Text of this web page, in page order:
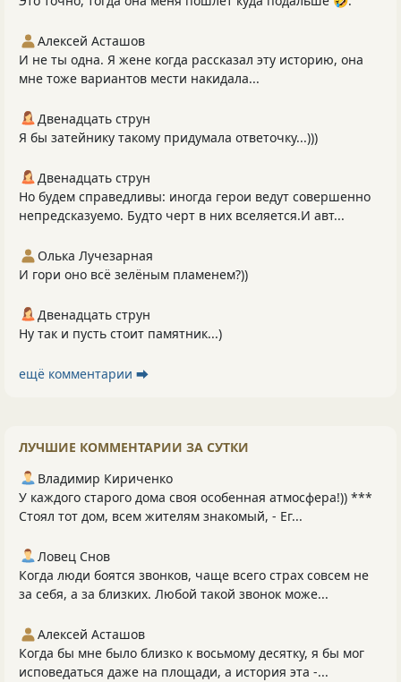
Алексей Асташов
И не ты одна. Я жене когда рассказал эту историю, она
мне тоже вариантов мести накидала...
Двенадцать струн
Я бы затейнику такому придумала ответочку...)))
Двенадцать струн
Но будем справедливы: иногда герои ведут совершенно
непредсказуемо. Будто черт в них вселяется.И авт...
Олька Лучезарная
И гори оно всё зелёным пламенем?))
Двенадцать струн
Ну так и пусть стоит памятник...)
ещё комментарии ⮕
ЛУЧШИЕ КОММЕНТАРИИ ЗА СУТКИ
Владимир Кириченко
У каждого старого дома своя особенная атмосфера!)) ***
Стоял тот дом, всем жителям знакомый, - Ег...
Ловец Снов
Когда люди боятся звонков, чаще всего страх совсем не
за себя, а за близких. Любой такой звонок може...
Алексей Асташов
Когда бы мне было близко к восьмому десятку, я бы мог
исповедаться даже на площади, а история эта -...